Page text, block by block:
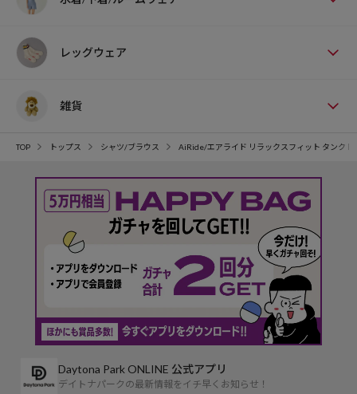
レッグウェア
雑貨
TOP トップス シャツ/ブラウス AiRide/エアライド リラックスフィット タンクト
Daytona Park ONLINE 公式アプリ
デイトナパークの最新情報をイチ早くお知らせ！